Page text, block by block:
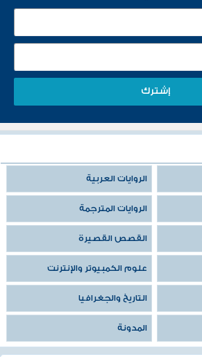
الروايات العربية
الروايات المترجمة
القصص القصيرة
علوم الكمبيوتر والإنترنت
التاريخ والجغرافيا
المدونة